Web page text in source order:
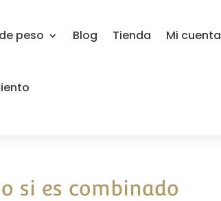
peso Blog Tienda Mi cuenta
si es combinado